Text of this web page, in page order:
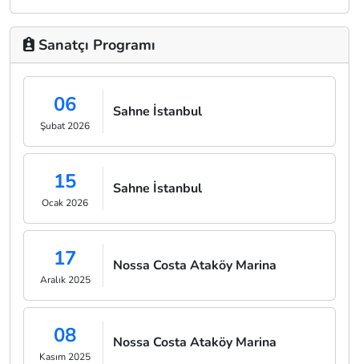
Sanatçı Programı
06
Şubat 2026
Sahne İstanbul
15
Ocak 2026
Sahne İstanbul
17
Aralık 2025
Nossa Costa Ataköy Marina
08
Kasım 2025
Nossa Costa Ataköy Marina